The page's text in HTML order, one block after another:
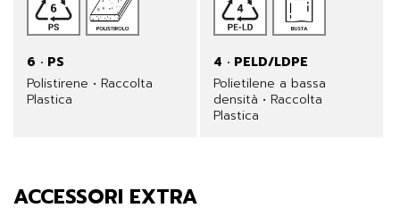
6 · PS
Polistirene • Raccolta
Plastica
4 · PELD/LDPE
Polietilene a bassa
densità • Raccolta
Plastica
ACCESSORI EXTRA